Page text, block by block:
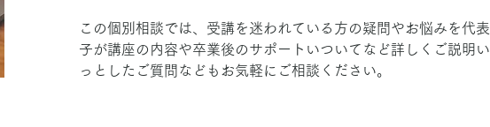
この個別相談では、受講を迷われている方の疑問やお悩みを代
子が講座の内容や卒業後のサポートいついてなど詳しくご説明
っとしたご質問などもお気軽にご相談ください。